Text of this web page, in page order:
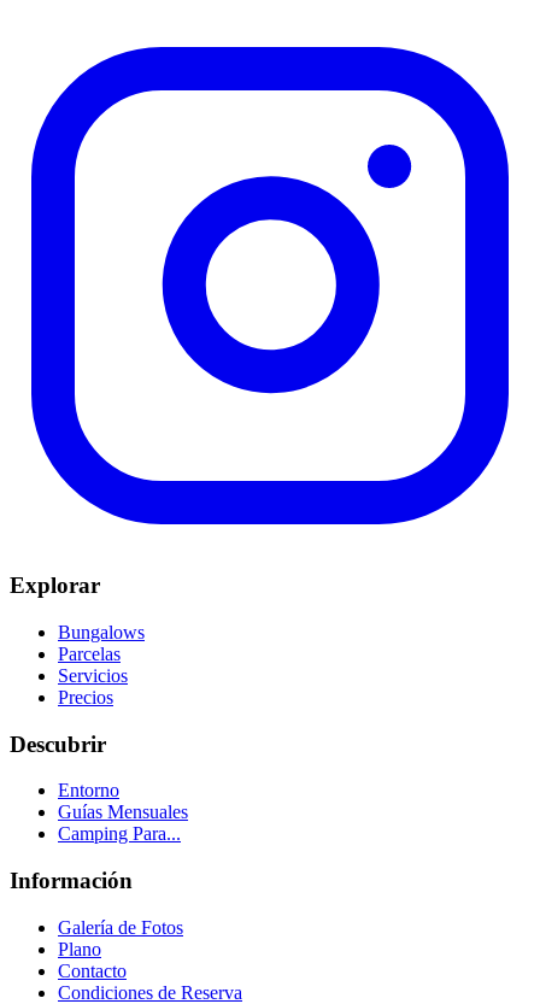
Explorar
Bungalows
Parcelas
Servicios
Precios
Descubrir
Entorno
Guías Mensuales
Camping Para...
Información
Galería de Fotos
Plano
Contacto
Condiciones de Reserva